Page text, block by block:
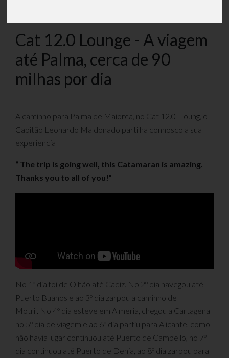
Cat 12.0 Lounge - A viagem
até Palma, cerca de 90
milhas por dia
A caminho para Palma de Maiorca, no Cat 12.0 Loung, o
Capitão Leonardo Maldonado partilha connosco a sua
experiencia
“ The trip is going well, this Catamaran is amazing.
Thanks you to all of you!”
No 1º dia foi de Olhão até Cadiz. No 2º dia navegou até
Puerto Buanos e ao 3º dia zarpou a caminho de
Motril. No 4º dia esteve em Almeria, chegou a Cartagena
no 5º dia de viagem e ao 6º dia partiu para Alicante, como
não havia lugar continuou até Puerto de Campello, no 7º
dia continuou até Puerto de Denia, ao 8º dia zarpou para